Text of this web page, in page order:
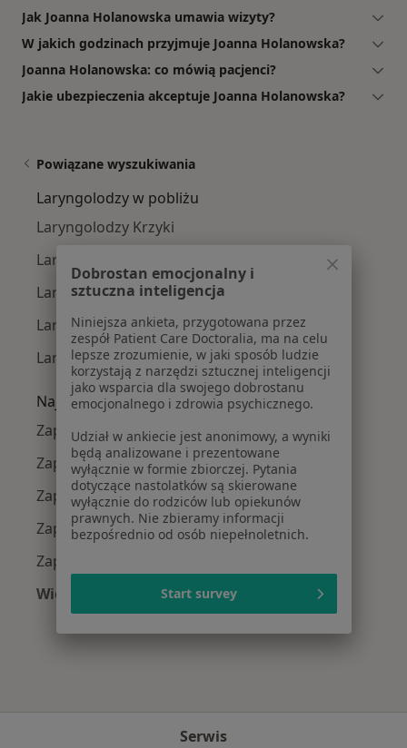
Jak Joanna Holanowska umawia wizyty?
W jakich godzinach przyjmuje Joanna Holanowska?
Joanna Holanowska: co mówią pacjenci?
Jakie ubezpieczenia akceptuje Joanna Holanowska?
Powiązane wyszukiwania
Laryngolodzy w pobliżu
Laryngolodzy Krzyki
Laryngolodzy Fabryczna
Laryngolodzy Stare Miasto
Laryngolodzy Śródmieście
Laryngolodzy Psie Pole
Najczęście leczone choroby
Zapalenie ucha w Wrocławiu
Zapalenie zatok w Wrocławiu
Zapalenie gardła w Wrocławiu
Zapalenie migdałków w Wrocławiu
Zapalenie krtani w Wrocławiu
Więcej (15)
Więcej w kategorii: Najczęście leczone
Serwis
Dobrostan emocjonalny i
sztuczna inteligencja
Niniejsza ankieta, przygotowana przez
zespół Patient Care Doctoralia, ma na celu
lepsze zrozumienie, w jaki sposób ludzie
korzystają z narzędzi sztucznej inteligencji
jako wsparcia dla swojego dobrostanu
emocjonalnego i zdrowia psychicznego.
Udział w ankiecie jest anonimowy, a wyniki
będą analizowane i prezentowane
wyłącznie w formie zbiorczej. Pytania
dotyczące nastolatków są skierowane
wyłącznie do rodziców lub opiekunów
prawnych. Nie zbieramy informacji
bezpośrednio od osób niepełnoletnich.
Start survey